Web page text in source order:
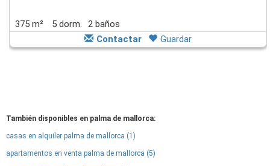
375 m² 5 dorm.
2 baños
Contactar
Guardar
También disponibles en palma de mallorca:
casas en alquiler palma de mallorca (1)
apartamentos en venta palma de mallorca (5)